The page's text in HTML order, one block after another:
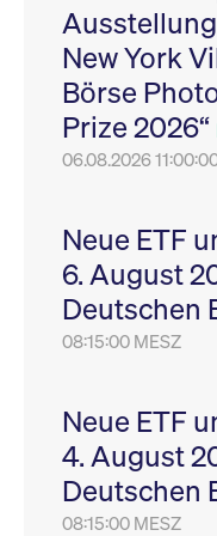
New York
Börse
Prize 2026“
06.08.2026
Neue ETF
6. August
Deutschen
08:15:00 MESZ
Neue ETF
4. August
Deutschen
08:15:00 MESZ